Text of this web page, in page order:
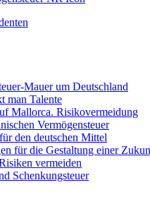
Mauer um Deutschland
man Talente
Mallorca. Risikovermeidung
Vermögensteuer
den deutschen Mittel
für die Gestaltung einer
vermeiden
Schenkungsteuer